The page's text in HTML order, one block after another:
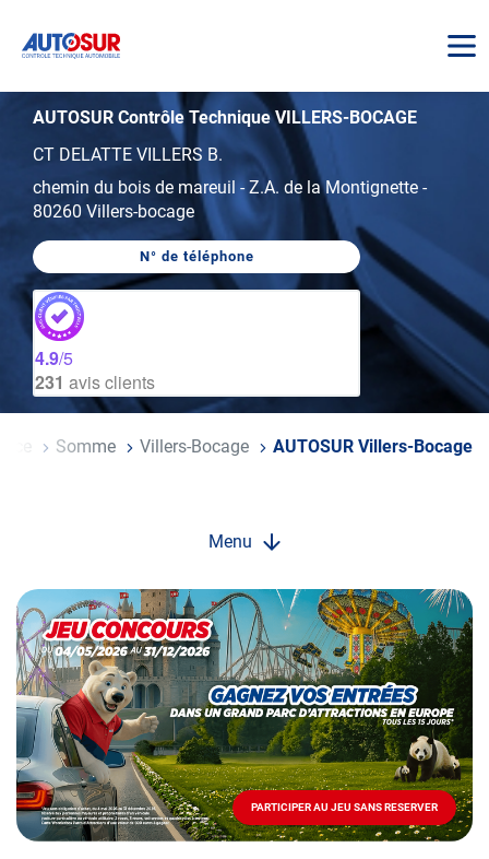
AUTOSUR Contrôle Technique VILLERS-BOCAGE
CT DELATTE VILLERS B.
chemin du bois de mareuil -Z.A. de la Montignette -
80260 Villers-bocage
N° de téléphone
AFFICHER
VILLERS-
BOCAGE
4.9/5
231 avis clients
Somme Villers-Bocage AUTOSUR Villers-Bocage
Menu
Opération
spéciale
Mai
-
Décembre
2026
Locations
PARTICIPER AU JEU SANS RESERVER
PARTICIPER
AU
JEU